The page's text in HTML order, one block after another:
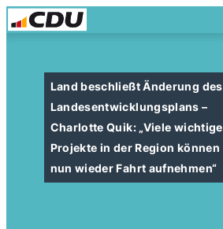
Land beschließt Änderung des
Landesentwicklungsplans –
Charlotte Quik: „Viele wichtige
Projekte in der Region können
nun wieder Fahrt aufnehmen“